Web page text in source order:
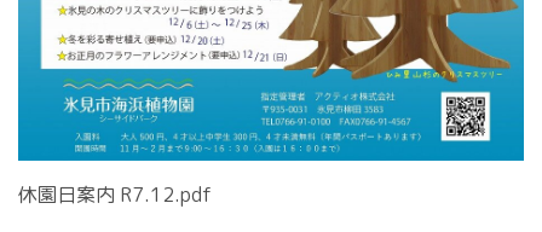
休園日案内 R7.12.pdf